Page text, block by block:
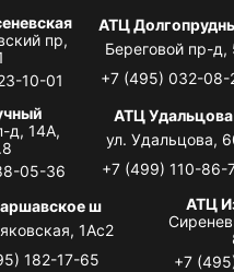
пр,
10-01
АТЦ
Береговой пр-д,
+7 (495) 032-08-
д, 14А,
05-36
АТЦ Удальцова
ул. Удальцова,
+7 (499) 110-86-
ш
1Ас2
182-17-65
АТЦ
+7